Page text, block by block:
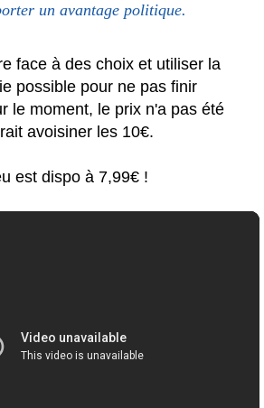
un avantage politique.
face à des choix et utiliser la
possible pour ne pas finir
le moment, le prix n'a pas été
avoisiner les 10€.
est dispo à 7,99€ !